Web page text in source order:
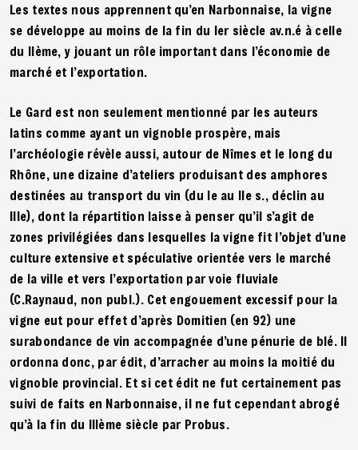
Les textes nous apprennent qu’en Narbonnaise, la vigne
se développe au moins de la fin du Ier siècle av.n.é à celle
du IIème, y jouant un rôle important dans l’économie de
marché et l’exportation.
Le Gard est non seulement mentionné par les auteurs
latins comme ayant un vignoble prospère, mais
l’archéologie révèle aussi, autour de Nîmes et le long du
Rhône, une dizaine d’ateliers produisant des amphores
destinées au transport du vin (du Ie au IIe s., déclin au
IIIe), dont la répartition laisse à penser qu’il s’agit de
zones privilégiées dans lesquelles la vigne fit l’objet d’une
culture extensive et spéculative orientée vers le marché
de la ville et vers l’exportation par voie fluviale
(C.Raynaud, non publ.). Cet engouement excessif pour la
vigne eut pour effet d’après Domitien (en 92) une
surabondance de vin accompagnée d’une pénurie de blé. Il
ordonna donc, par édit, d’arracher au moins la moitié du
vignoble provincial. Et si cet édit ne fut certainement pas
suivi de faits en Narbonnaise, il ne fut cependant abrogé
qu’à la fin du IIIème siècle par Probus.